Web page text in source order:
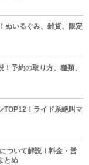
ぬいるぐみ、雑貨、限定
予約の取り方、種類、
TOP12！ライド系絶叫マ
ついて解説！料金・営
とめ